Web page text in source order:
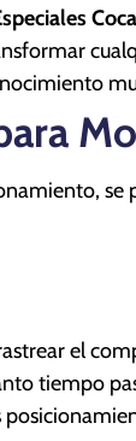
se
el
tiempo